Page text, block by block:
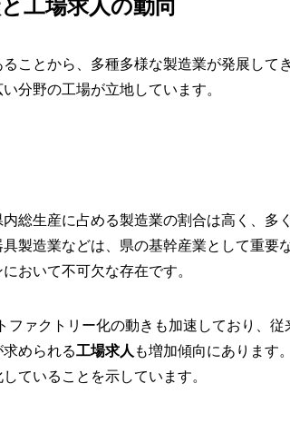
工場求人の動向
ことから、多種多様な製造業が発展して
分野の工場が立地しています。
総生産に占める製造業の割合は高く、多
製造業などは、県の基幹産業として重要
おいて不可欠な存在です。
ファクトリー化の動きも加速しており、
められる工場求人 も増加傾向にあります
ていることを示しています。